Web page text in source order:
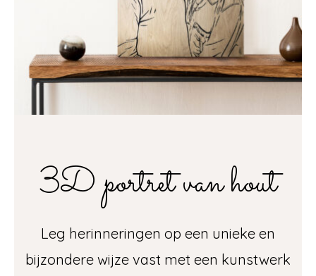
3D portret van hout
Leg herinneringen op een unieke en
bijzondere wijze vast met een kunstwerk